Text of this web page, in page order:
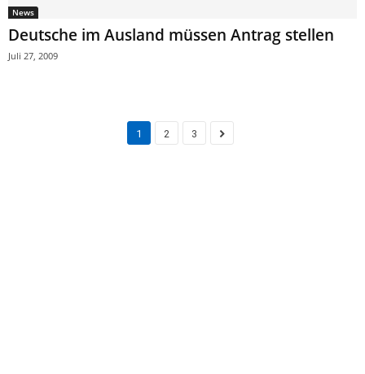
News
Deutsche im Ausland müssen Antrag stellen
Juli 27, 2009
1 2 3